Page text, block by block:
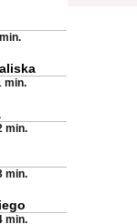
min.
min.
min.
min.